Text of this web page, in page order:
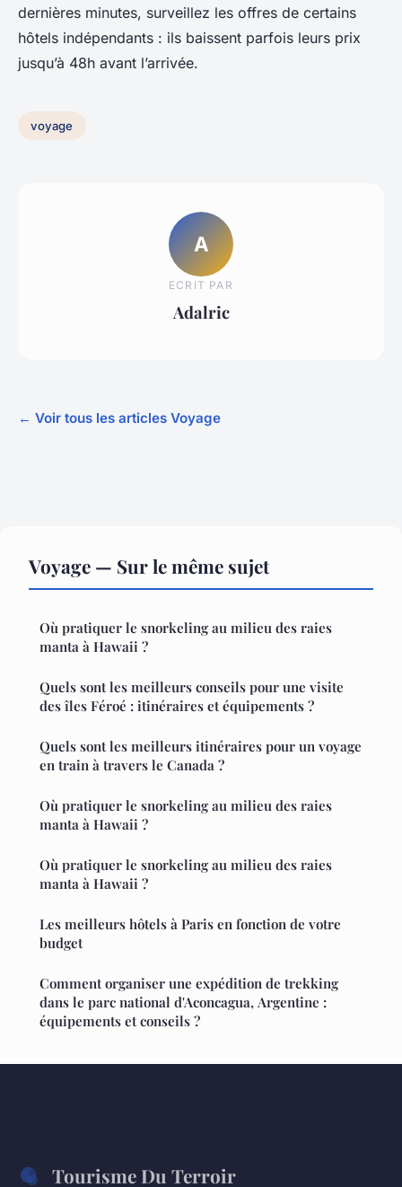
dernières minutes, surveillez les offres de certains
hôtels indépendants : ils baissent parfois leurs prix
jusqu’à 48h avant l’arrivée.
voyage
A
ECRIT PAR
Adalric
← Voir tous les articles Voyage
Voyage — Sur le même sujet
Où pratiquer le snorkeling au milieu des raies
manta à Hawaii ?
Quels sont les meilleurs conseils pour une visite
des îles Féroé : itinéraires et équipements ?
Quels sont les meilleurs itinéraires pour un voyage
en train à travers le Canada ?
Où pratiquer le snorkeling au milieu des raies
manta à Hawaii ?
Où pratiquer le snorkeling au milieu des raies
manta à Hawaii ?
Les meilleurs hôtels à Paris en fonction de votre
budget
Comment organiser une expédition de trekking
dans le parc national d'Aconcagua, Argentine :
équipements et conseils ?
Tourisme Du Terroir